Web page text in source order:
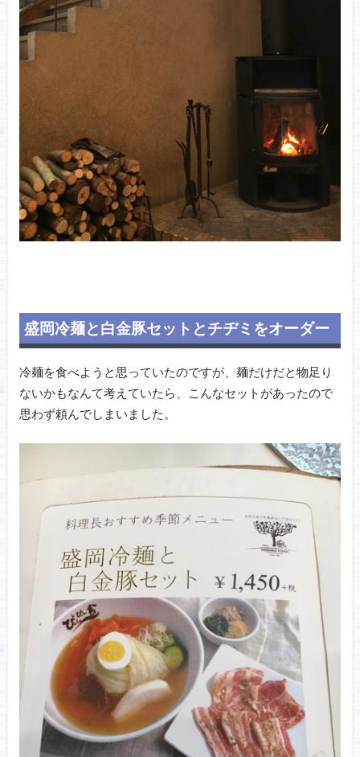
盛岡冷麺と白金豚セットとチヂミをオーダー
冷麺を食べようと思っていたのですが、麺だけだと物足り
ないかもなんて考えていたら、こんなセットがあったので
思わず頼んでしまいました。